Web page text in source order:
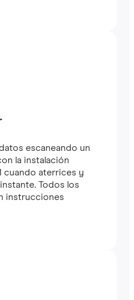
escaneando un
la instalación
cuando aterrices y
Todos los
instrucciones